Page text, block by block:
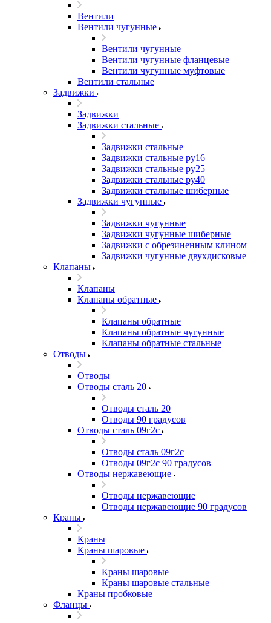
Вентили
Вентили чугунные
Вентили чугунные
Вентили чугунные фланцевые
Вентили чугунные муфтовые
Вентили стальные
Задвижки
Задвижки
Задвижки стальные
Задвижки стальные
Задвижки стальные ру16
Задвижки стальные ру25
Задвижки стальные ру40
Задвижки стальные шиберные
Задвижки чугунные
Задвижки чугунные
Задвижки чугунные шиберные
Задвижки с обрезиненным клином
Задвижки чугунные двухдисковые
Клапаны
Клапаны
Клапаны обратные
Клапаны обратные
Клапаны обратные чугунные
Клапаны обратные стальные
Отводы
Отводы
Отводы сталь 20
Отводы сталь 20
Отводы 90 градусов
Отводы сталь 09г2с
Отводы сталь 09г2с
Отводы 09г2с 90 градусов
Отводы нержавеющие
Отводы нержавеющие
Отводы нержавеющие 90 градусов
Краны
Краны
Краны шаровые
Краны шаровые
Краны шаровые стальные
Краны пробковые
Фланцы